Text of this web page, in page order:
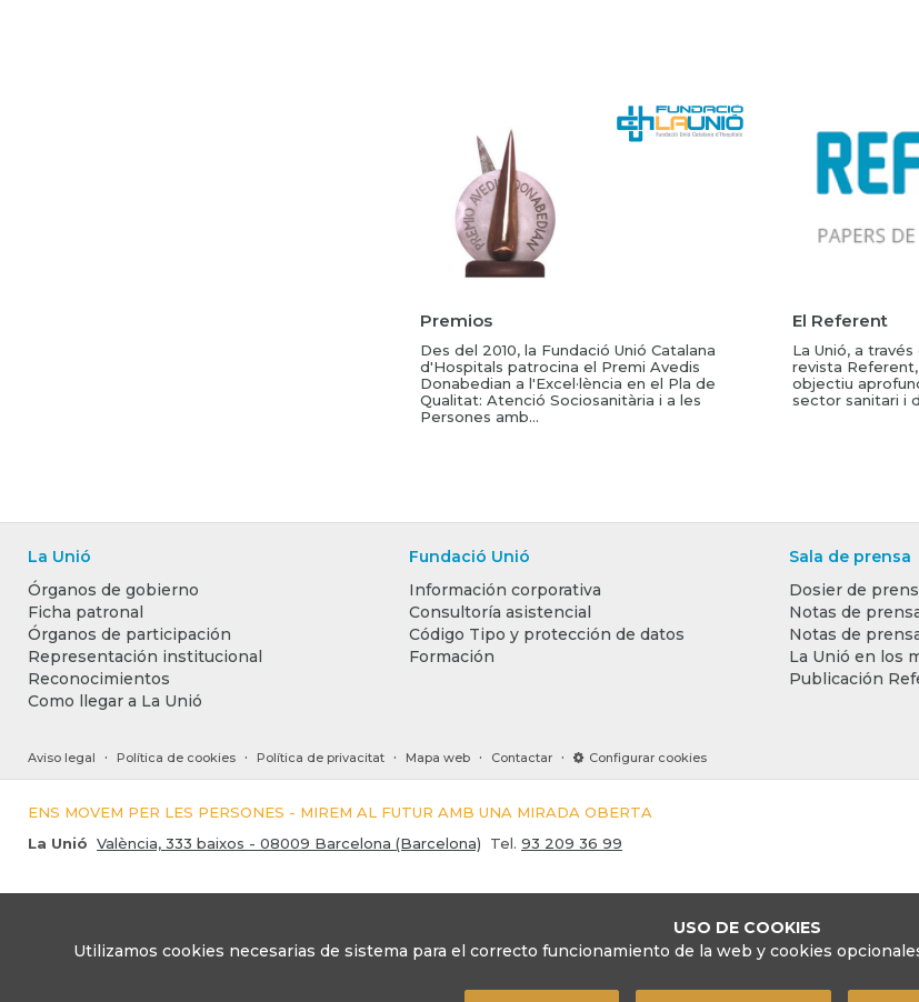
USO DE COOKIES
Utilizamos cookies necesarias de sistema para el correcto funcionamiento de la web y cookies
Premios
Des del 2010, la Fundació Unió Catalana
d'Hospitals patrocina el Premi Avedis
Donabedian a l'Excel·lència en el Pla de
Qualitat: Atenció Sociosanitària i a les
Persones amb...
El Referent
La Unió, a
revista
objectiu
sector sanitari i
La Unió
Órganos de gobierno
Ficha patronal
Órganos de participación
Representación institucional
Reconocimientos
Como llegar a La Unió
Fundació Unió
Información corporativa
Consultoría asistencial
Código Tipo y protección de datos
Formación
Sala de prensa
Dosier de
Notas de
Notas de
La Unió en los
Publicación
Aviso legal · Política de cookies · Política de privacitat · Mapa web · Contactar · Configurar cookies
ENS MOVEM PER LES PERSONES - MIREM AL FUTUR AMB UNA MIRADA OBERTA
La Unió València, 333 baixos - 08009 Barcelona (Barcelona) Tel. 93 209 36 99